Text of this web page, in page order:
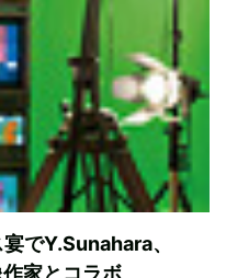
でY.Sunahara、
家とコラボ